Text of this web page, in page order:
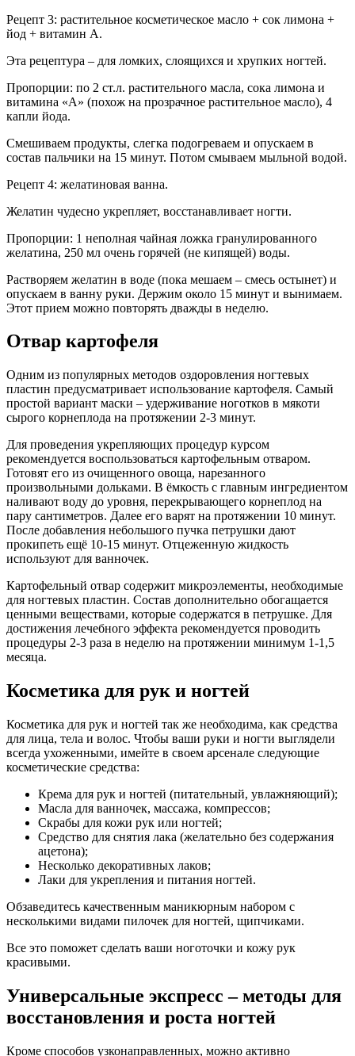
Рецепт 3: растительное косметическое масло + сок лимона +
йод + витамин А.
Эта рецептура – для ломких, слоящихся и хрупких ногтей.
Пропорции: по 2 ст.л. растительного масла, сока лимона и
витамина «А» (похож на прозрачное растительное масло), 4
капли йода.
Смешиваем продукты, слегка подогреваем и опускаем в
состав пальчики на 15 минут. Потом смываем мыльной водой.
Рецепт 4: желатиновая ванна.
Желатин чудесно укрепляет, восстанавливает ногти.
Пропорции: 1 неполная чайная ложка гранулированного
желатина, 250 мл очень горячей (не кипящей) воды.
Растворяем желатин в воде (пока мешаем – смесь остынет) и
опускаем в ванну руки. Держим около 15 минут и вынимаем.
Этот прием можно повторять дважды в неделю.
Отвар картофеля
Одним из популярных методов оздоровления ногтевых
пластин предусматривает использование картофеля. Самый
простой вариант маски – удерживание ноготков в мякоти
сырого корнеплода на протяжении 2-3 минут.
Для проведения укрепляющих процедур курсом
рекомендуется воспользоваться картофельным отваром.
Готовят его из очищенного овоща, нарезанного
произвольными дольками. В ёмкость с главным ингредиентом
наливают воду до уровня, перекрывающего корнеплод на
пару сантиметров. Далее его варят на протяжении 10 минут.
После добавления небольшого пучка петрушки дают
прокипеть ещё 10-15 минут. Отцеженную жидкость
используют для ванночек.
Картофельный отвар содержит микроэлементы, необходимые
для ногтевых пластин. Состав дополнительно обогащается
ценными веществами, которые содержатся в петрушке. Для
достижения лечебного эффекта рекомендуется проводить
процедуры 2-3 раза в неделю на протяжении минимум 1-1,5
месяца.
Косметика для рук и ногтей
Косметика для рук и ногтей так же необходима, как средства
для лица, тела и волос. Чтобы ваши руки и ногти выглядели
всегда ухоженными, имейте в своем арсенале следующие
косметические средства:
Крема для рук и ногтей (питательный, увлажняющий);
Масла для ванночек, массажа, компрессов;
Скрабы для кожи рук или ногтей;
Средство для снятия лака (желательно без содержания
ацетона);
Несколько декоративных лаков;
Лаки для укрепления и питания ногтей.
Обзаведитесь качественным маникюрным набором с
несколькими видами пилочек для ногтей, щипчиками.
Все это поможет сделать ваши ноготочки и кожу рук
красивыми.
Универсальные экспресс – методы для
восстановления и роста ногтей
Кроме способов узконаправленных, можно активно